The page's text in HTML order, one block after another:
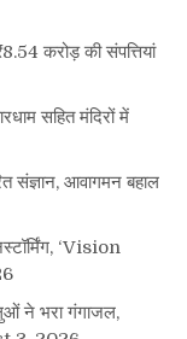
करोड़ की संपत्तियां
सहित मंदिरों में
संज्ञान, आवागमन बहाल
‘Vision
ने भरा गंगाजल,